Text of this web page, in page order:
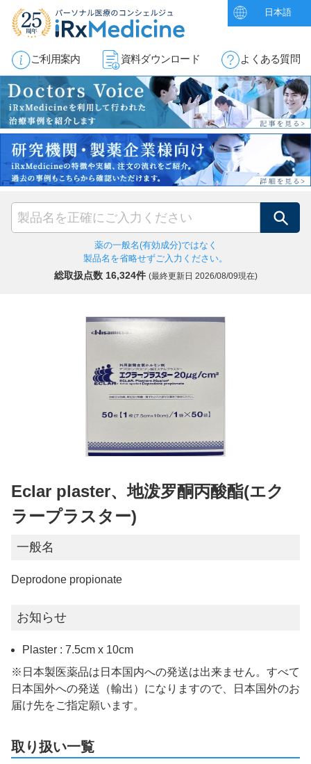
日本語
ご利用案内 資料ダウンロード よくある質問
検索
薬の一般名(有効成分)ではなく
製品名を省略せずご入力ください。
総取扱点数 16,324件 (最終更新日 2026/08/09現在)
Eclar plaster、地泼罗酮丙酸酯(エク
ラープラスター)
一般名
Deprodone propionate
お知らせ
Plaster : 7.5cm x 10cm
※日本製医薬品は日本国内への発送は出来ません。すべて
日本国外への発送（輸出）になりますので、日本国外のお
届け先をご指定願います。
取り扱い一覧